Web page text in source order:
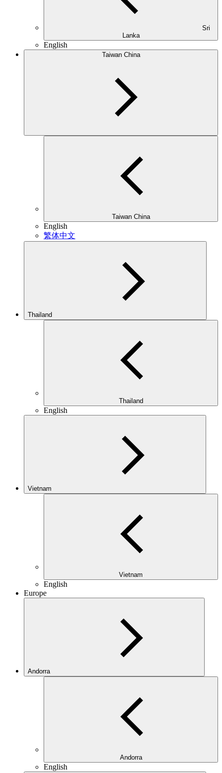
Lanka
English
Taiwan China
Taiwan China
English
繁体中文
Thailand
Thailand
English
Vietnam
Vietnam
English
Europe
Andorra
Andorra
English